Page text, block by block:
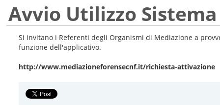
Avvio Utilizzo
Si invitano i Referenti degli Organismi di Mediazione a
funzione dell'applicativo.
http://www.mediazioneforensecnf.it/richiesta-attivazione